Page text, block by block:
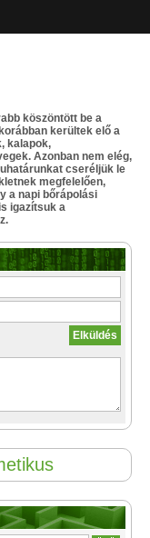
köszöntött be a
kerültek elő a
kalapok,
Azonban nem elég,
cseréljük le
megfelelően,
a napi bőrápolási
igazítsuk a